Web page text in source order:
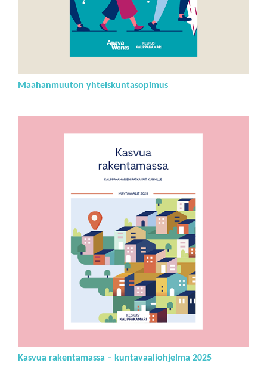
Maahanmuuton yhteiskuntasopimus
Kasvua rakentamassa – kuntavaaliohjelma 2025